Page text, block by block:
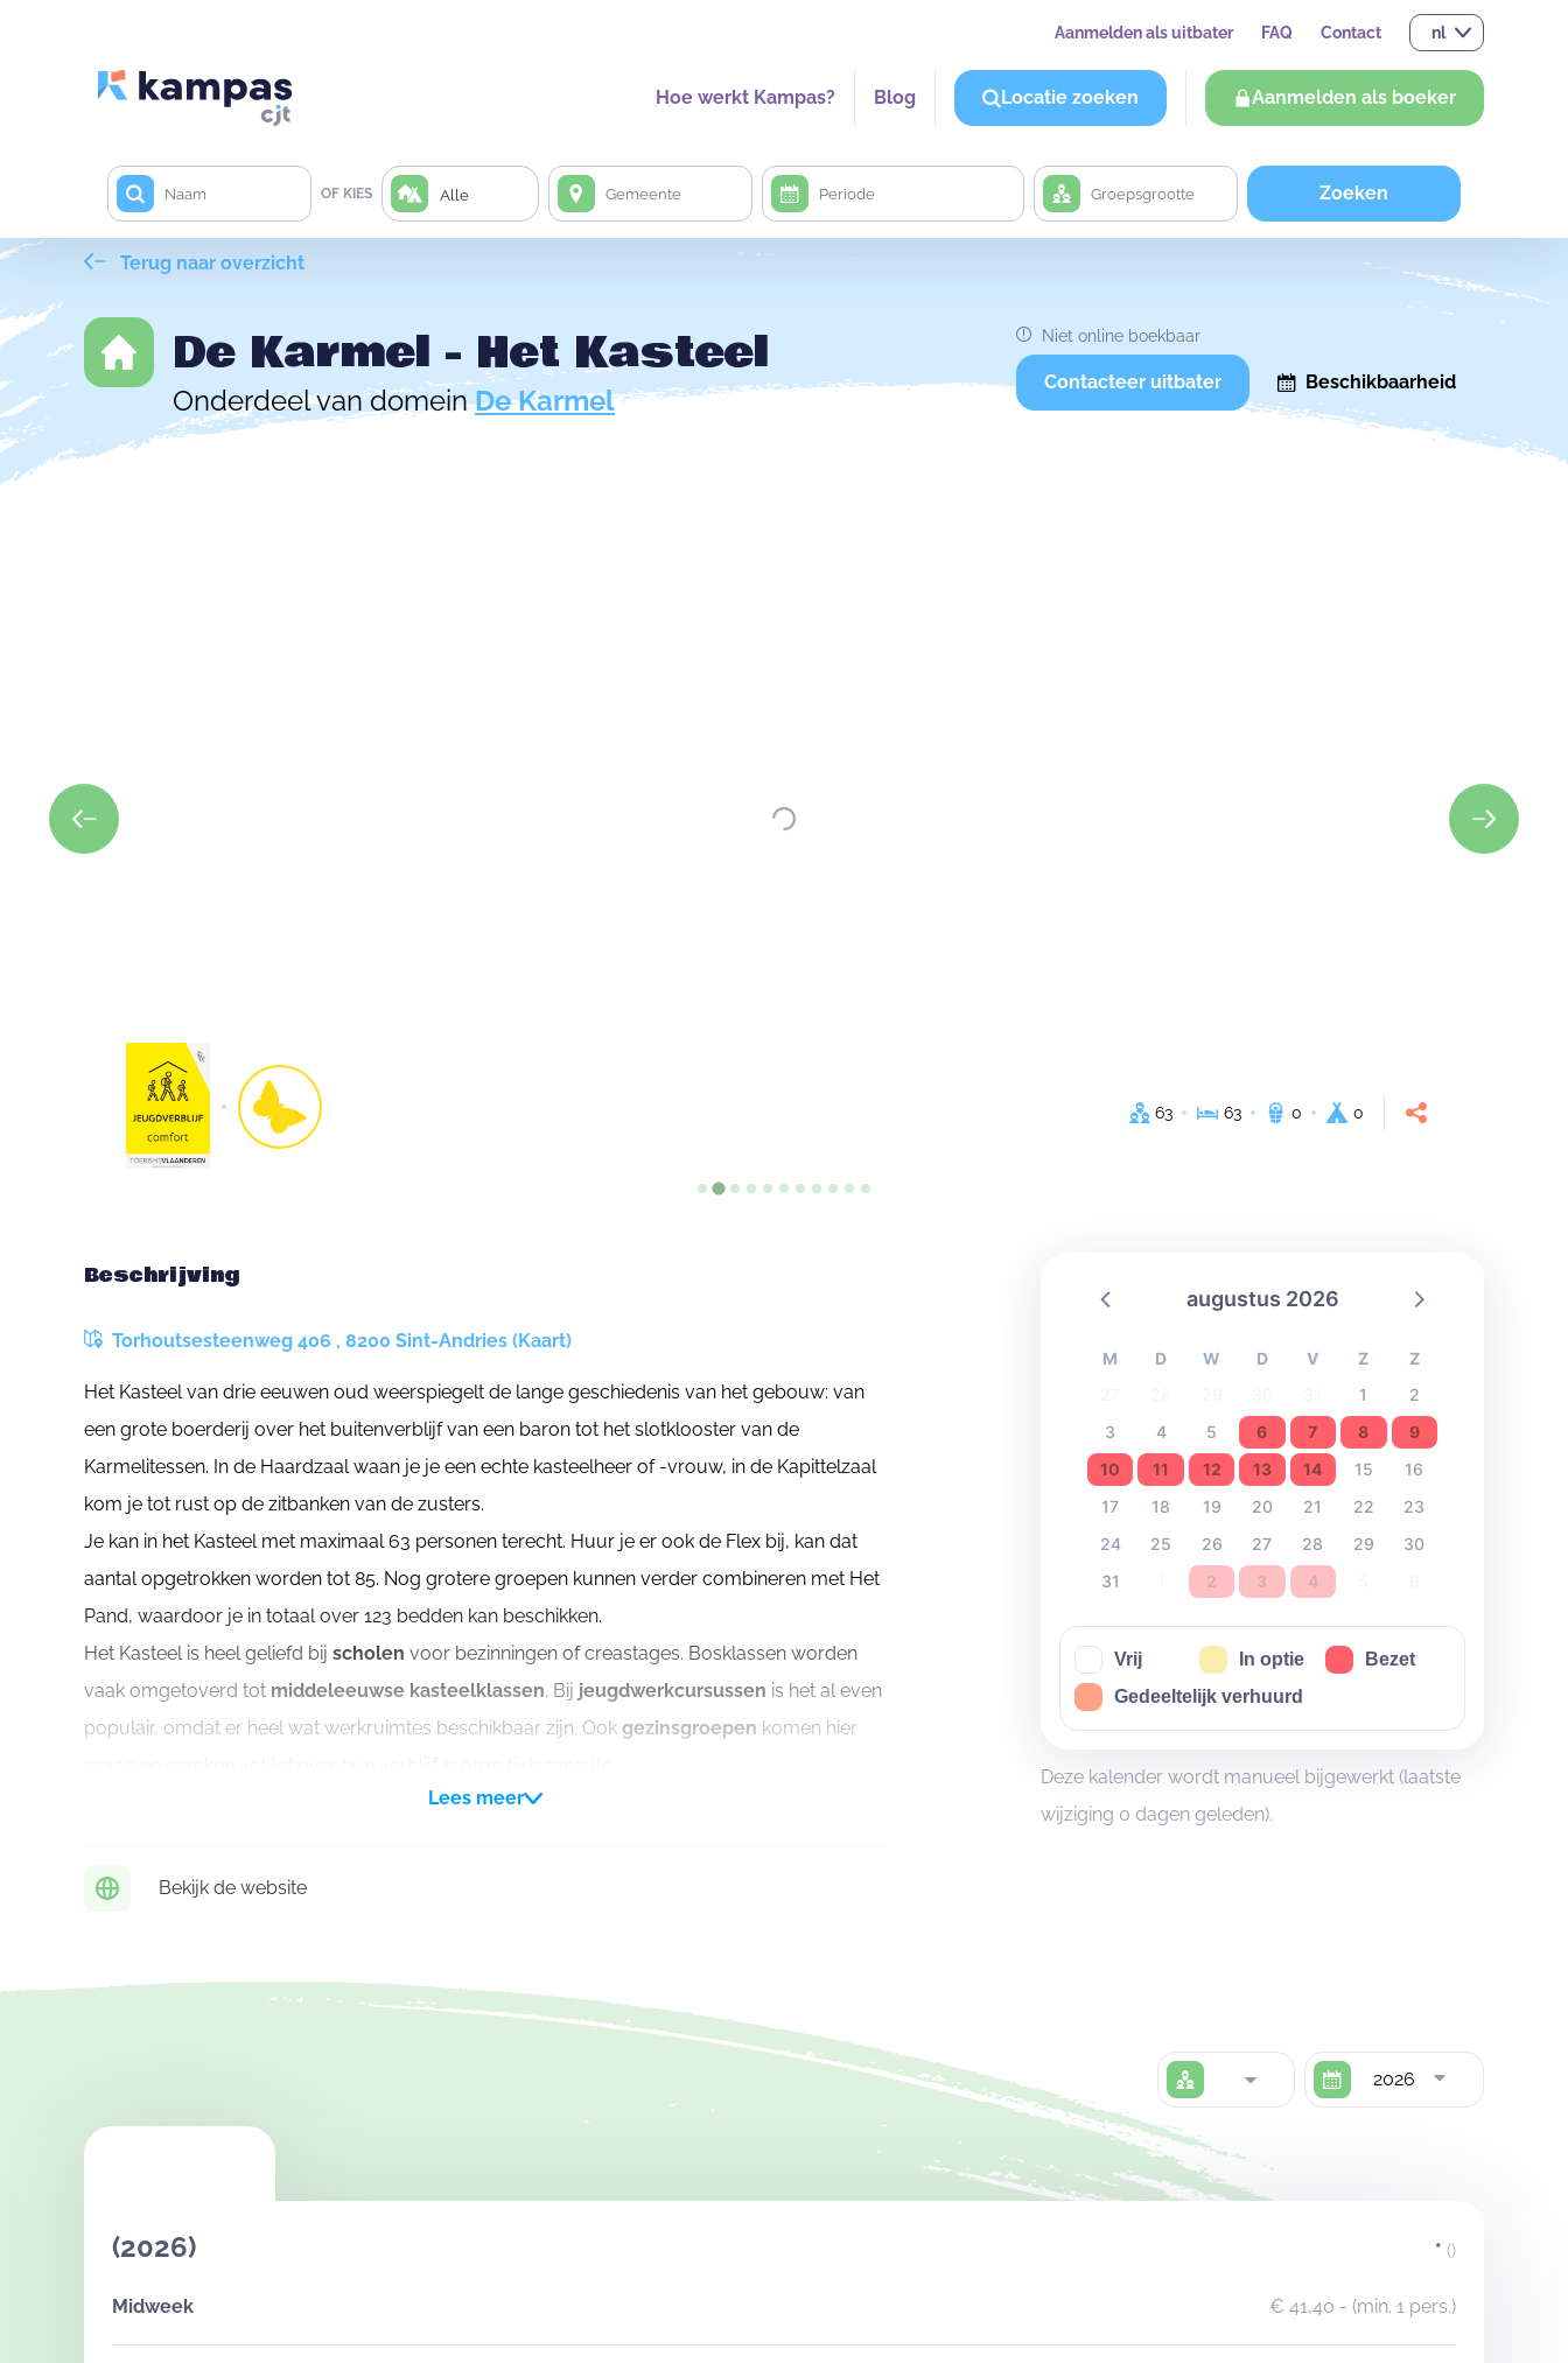
Aanmelden als uitbater FAQ Contact nl
Hoe werkt Kampas? Blog Locatie zoeken Aanmelden als boeker
OF KIES Alle Zoeken
Terug naar overzicht
De Karmel - Het Kasteel
Onderdeel van domeinDe Karmel
Niet online boekbaar
Contacteer uitbater Beschikbaarheid
63 63 0 0
Beschrijving
Torhoutsesteenweg 406 , 8200 Sint-Andries (Kaart)
Het Kasteel van drie eeuwen oud weerspiegelt de lange geschiedenis van het gebouw: van
een grote boerderij over het buitenverblijf van een baron tot het slotklooster van de
Karmelitessen. In de Haardzaal waan je je een echte kasteelheer of -vrouw, in de Kapittelzaal
kom je tot rust op de zitbanken van de zusters.
Je kan in het Kasteel met maximaal 63 personen terecht. Huur je er ook de Flex bij, kan dat
aantal opgetrokken worden tot 85. Nog grotere groepen kunnen verder combineren met Het
Pand, waardoor je in totaal over 123 bedden kan beschikken.
Het Kasteel is heel geliefd bij scholen voor bezinningen of creastages. Bosklassen worden
vaak omgetoverd tot middeleeuwse kasteelklassen. Bij jeugdwerkcursussen is het al even
populair, omdat er heel wat werkruimtes beschikbaar zijn. Ook gezinsgroepen komen hier
Het Kasteel kan enkel gehuurd worden in volpension
Lees meer
Bekijk de website
augustus 2026
M D W D V Z
Z
1
2
3
4 5 6 7 8
9
10
11 12 13 14 15
16
17
18 19 20 21 22
23
24
25 26 27 28 29
30
31
2 3 4
Vrij In optie
Bezet
Gedeeltelijk verhuurd
Deze kalender wordt manueel bijgewerkt (laatste
wijziging 0 dagen geleden).
2026
(2026) * ()
Midweek € 41,40 - (min. 1 pers.)